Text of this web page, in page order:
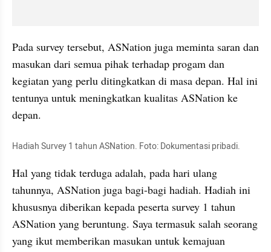
Pada survey tersebut, ASNation juga meminta saran dan
masukan dari semua pihak terhadap progam dan
kegiatan yang perlu ditingkatkan di masa depan. Hal ini
tentunya untuk meningkatkan kualitas ASNation ke
depan.
Hadiah Survey 1 tahun ASNation. Foto: Dokumentasi pribadi.
Hal yang tidak terduga adalah, pada hari ulang
tahunnya, ASNation juga bagi-bagi hadiah. Hadiah ini
khususnya diberikan kepada peserta survey 1 tahun
ASNation yang beruntung. Saya termasuk salah seorang
yang ikut memberikan masukan untuk kemajuan